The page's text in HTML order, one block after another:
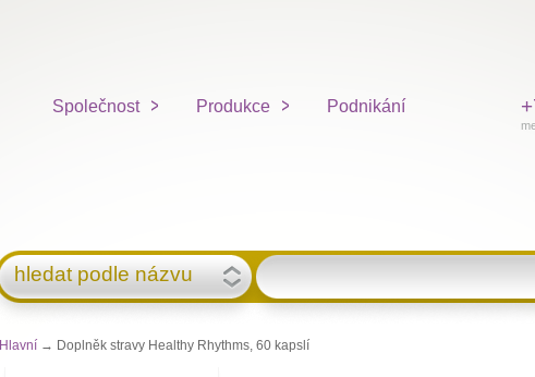
Společnost Produkce Podnikání
hledat podle názvu
Hlavní → Doplněk stravy Healthy Rhythms, 60 kapslí